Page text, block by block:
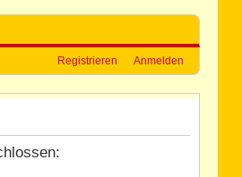
Registrieren Anmelden